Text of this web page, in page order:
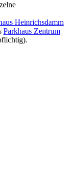
Heinrichsdamm
Parkhaus Zentrum